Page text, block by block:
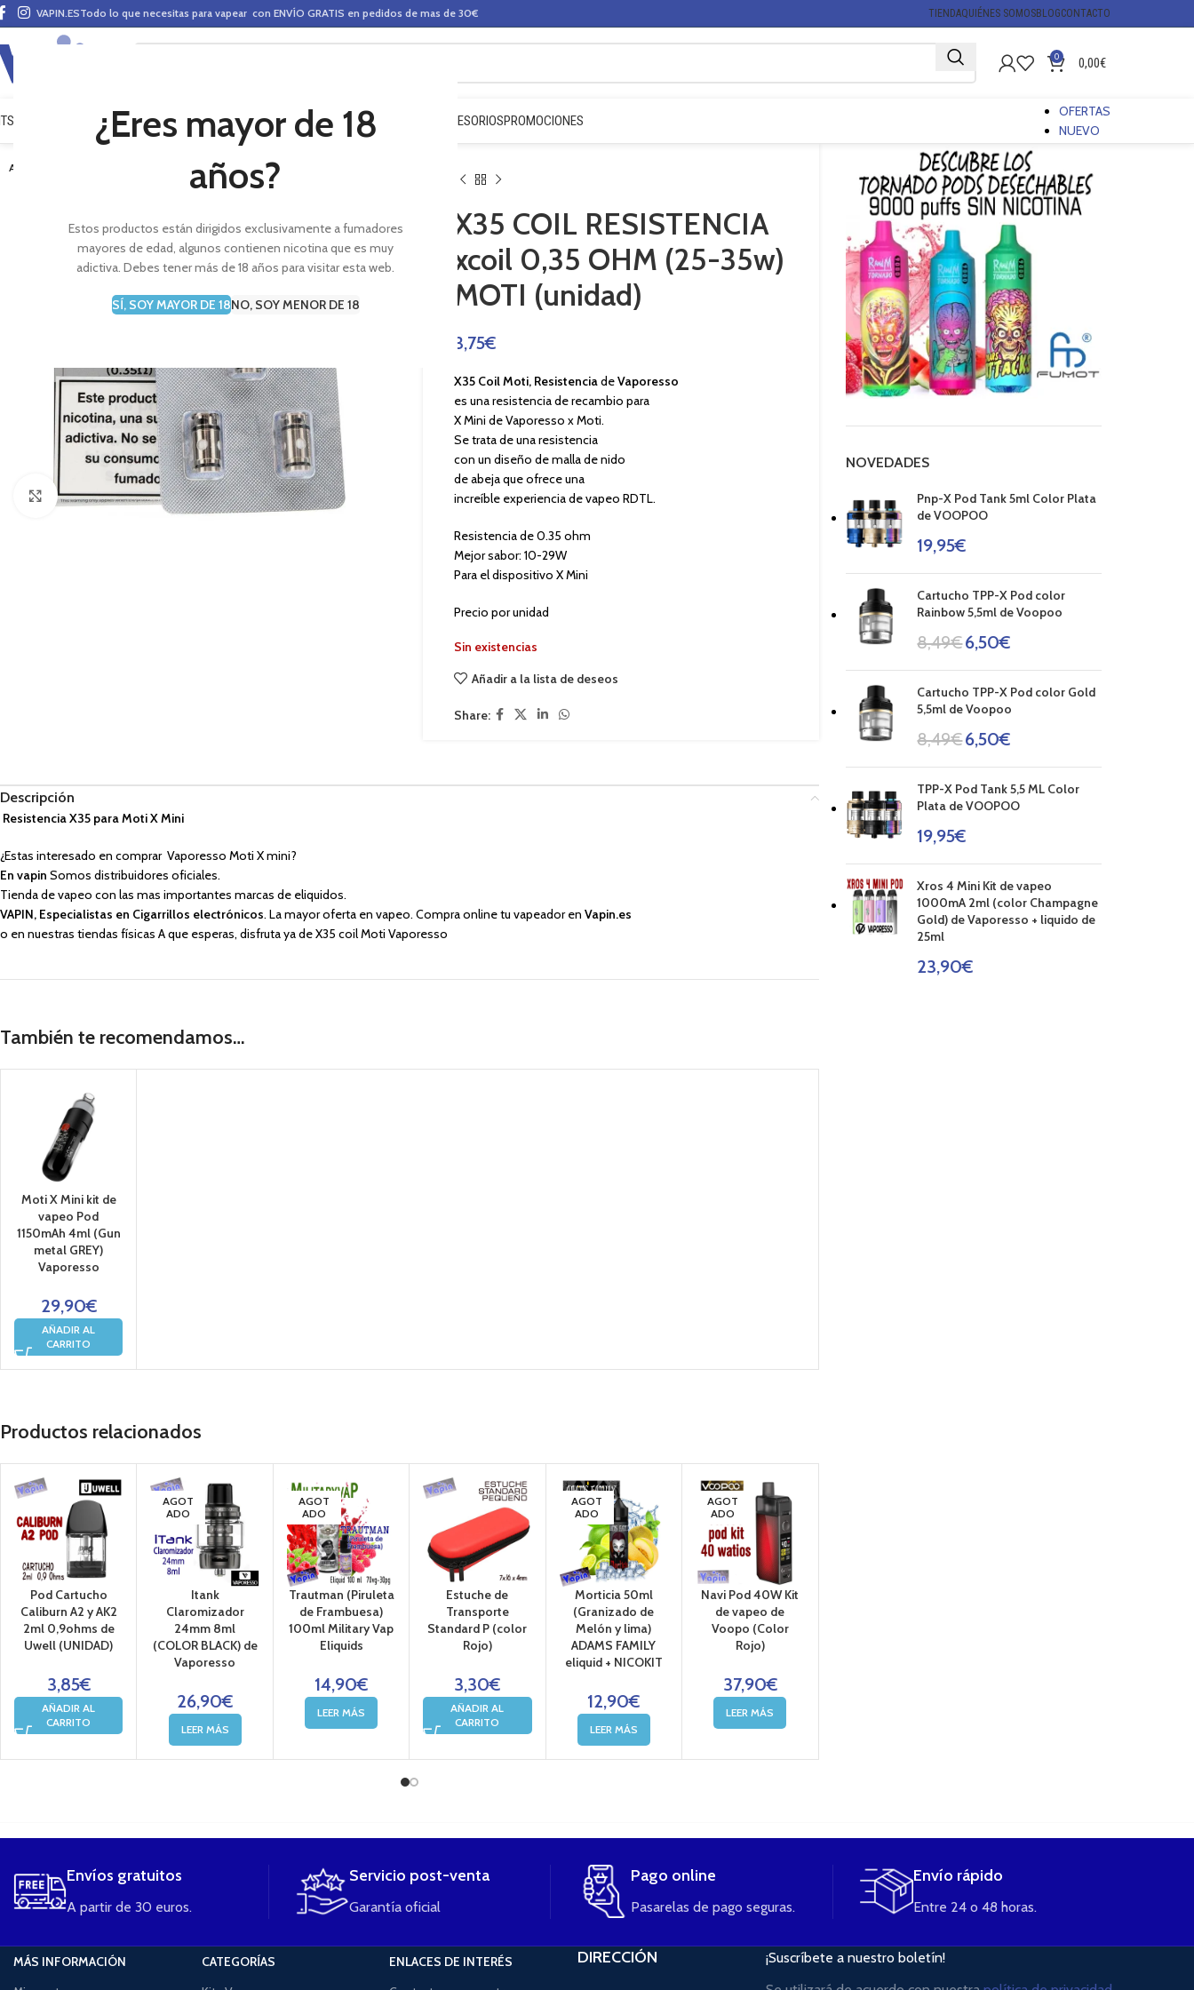
¿Eres mayor de 18
años?
Estos productos están dirigidos exclusivamente a fumadores
mayores de edad, algunos contienen nicotina que es muy
adictiva. Debes tener más de 18 años para visitar esta web.
SÍ, SOY MAYOR DE 18NO, SOY MENOR DE 18
VAPIN.ESTodo lo que necesitas para vapear con ENVÍO GRATIS en pedidos de mas de 30€ TIENDAQUIÉNES SOMOSBLOGCONTACTO
0 0,00€
VAPEO MODS CLAROMIZADORES BASES Y AROMAS (ALQUIMIA) ACCESORIOSPROMOCIONES
OFERTAS
NUEVO
AGOTADO
Haga Click para agrandar
X35 COIL RESISTENCIA
xcoil 0,35 OHM (25-35w)
MOTI (unidad)
3,75€
X35 Coil Moti, ResistenciadeVaporesso
es una resistencia de recambio para
X Mini de Vaporesso x Moti.
Se trata de una resistencia
con un diseño de malla de nido
de abeja que ofrece una
increíble experiencia de vapeo RDTL.
Resistencia de 0.35 ohm
Mejor sabor: 10-29W
Para el dispositivo X Mini
Precio por unidad
Sin existencias
Añadir a la lista de deseos
Share:
Descripción
Resistencia X35 para Moti X Mini
¿Estas interesado en comprar Vaporesso Moti X mini?
En vapin Somos distribuidores oficiales.
Tienda de vapeo con las mas importantes marcas de eliquidos.
VAPIN, Especialistas en Cigarrillos electrónicos. La mayor oferta en vapeo. Compra online tu vapeador en Vapin.es
o en nuestras tiendas físicas A que esperas, disfruta ya de X35 coil Moti Vaporesso
También te recomendamos…
Moti X Mini kit de
vapeo Pod
1150mAh 4ml (Gun
metal GREY)
Vaporesso
29,90€
AÑADIR AL
CARRITO
Productos relacionados
Pod Cartucho
Caliburn A2 y AK2
2ml 0,9ohms de
Uwell (UNIDAD)
3,85€
AÑADIR AL
CARRITO
AGOT
ADO
Itank
Claromizador
24mm 8ml
(COLOR BLACK) de
Vaporesso
26,90€
LEER MÁS
AGOT
ADO
Trautman (Piruleta
de Frambuesa)
100ml Military Vap
Eliquids
14,90€
LEER MÁS
Estuche de
Transporte
Standard P (color
Rojo)
3,30€
AÑADIR AL
CARRITO
AGOT
ADO
Morticia 50ml
(Granizado de
Melón y lima)
ADAMS FAMILY
eliquid + NICOKIT
12,90€
LEER MÁS
AGOT
ADO
Navi Pod 40W Kit
de vapeo de
Voopo (Color
Rojo)
37,90€
LEER MÁS
NOVEDADES
Pnp-X Pod Tank 5ml Color Plata
de VOOPOO
19,95€
Cartucho TPP-X Pod color
Rainbow 5,5ml de Voopoo
8,49€6,50€
Cartucho TPP-X Pod color Gold
5,5ml de Voopoo
8,49€6,50€
TPP-X Pod Tank 5,5 ML Color
Plata de VOOPOO
19,95€
Xros 4 Mini Kit de vapeo
1000mA 2ml (color Champagne
Gold) de Vaporesso + liquido de
25ml
23,90€
Envíos gratuitos
A partir de 30 euros.
Servicio post-venta
Garantía oficial
Pago online
Pasarelas de pago seguras.
Envío rápido
Entre 24 o 48 horas.
MÁS INFORMACIÓN
CATEGORÍAS
ENLACES DE INTERÉS
DIRECCIÓN
¡Suscríbete a nuestro boletín!